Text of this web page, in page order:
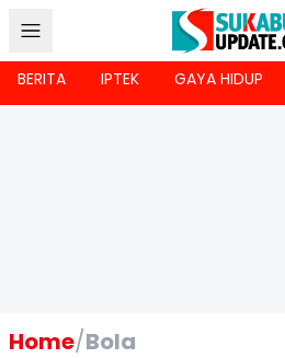
BERITA IPTEK GAYA HIDUP
Home/Bola